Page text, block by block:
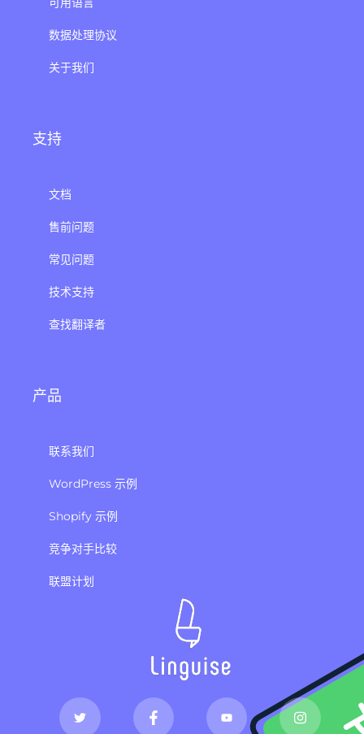
数据处理协议
关于我们
支持
文档
售前问题
常见问题
技术支持
查找翻译者
产品
联系我们
WordPress 示例
Shopify 示例
竞争对手比较
联盟计划